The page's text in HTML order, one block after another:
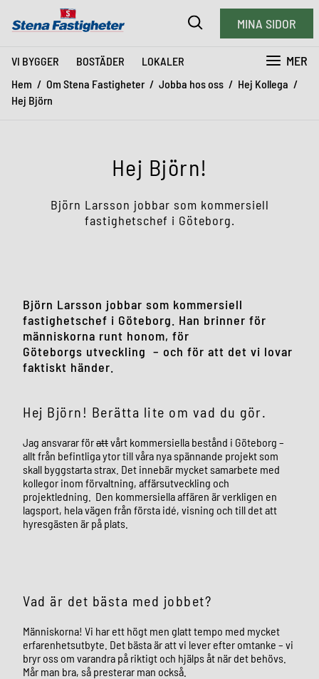
VI BYGGER BOSTÄDER LOKALER MER
MINA SIDOR
Hem Om Stena Fastigheter Jobba hos oss
Hej Kollega
Hej Björn
Hej Björn!
Björn Larsson jobbar som kommersiell
fastighetschef i Göteborg.
Björn Larsson jobbar som kommersiell
fastighetschef i Göteborg. Han brinner för
människorna runt honom, för
Göteborgs utveckling – och för att det vi lovar
faktiskt händer.
Hej Björn! Berätta lite om vad du gör.
Jag ansvarar förattvårt kommersiella bestånd i Göteborg –
allt från befintliga ytor till våra nya spännande projekt som
skall byggstarta strax. Det innebär mycket samarbete med
kollegor inom förvaltning, affärsutveckling och
projektledning. Den kommersiella affären är verkligen en
lagsport, hela vägen från första idé, visning och till det att
hyresgästen är på plats.
Vad är det bästa med jobbet?
Människorna! Vi har ett högt men glatt tempo med mycket
erfarenhetsutbyte. Det bästa är att vi lever efter omtanke – vi
bryr oss om varandra på riktigt och hjälps åt när det behövs.
Mår man bra, så presterar man också.